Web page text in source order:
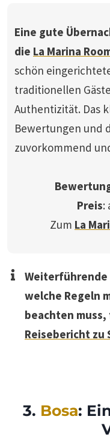
Eine gute
die La Marina
schön
traditionellen
Authentizität. Das
Bewertungen und
zuvorkommend
Preis:
Zum La
Weiterführende
welche Regeln
beachten
Reisebericht zu
3. Bosa: